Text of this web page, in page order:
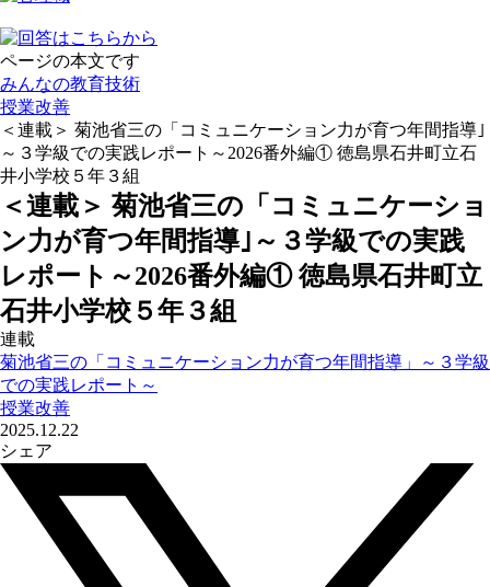
ページの本文です
みんなの教育技術
授業改善
＜連載＞ 菊池省三の「コミュニケーション力が育つ年間指導｣
～３学級での実践レポート～2026番外編① 徳島県石井町立石
井小学校５年３組
＜連載＞ 菊池省三の「コミュニケーショ
ン力が育つ年間指導｣～３学級での実践
レポート～2026番外編① 徳島県石井町立
石井小学校５年３組
連載
菊池省三の「コミュニケーション力が育つ年間指導」～３学級
での実践レポート～
授業改善
2025.12.22
シェア